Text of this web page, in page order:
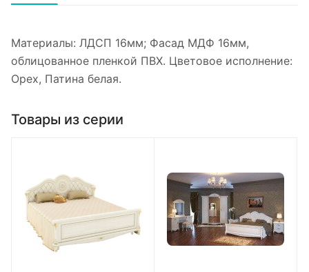
Материалы: ЛДСП 16мм; Фасад МДФ 16мм,
облицованное пленкой ПВХ. Цветовое исполнение:
Орех, Патина белая.
Товары из серии